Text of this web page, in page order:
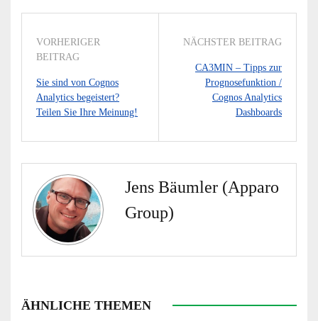
VORHERIGER
BEITRAG
Sie sind von Cognos
Analytics begeistert?
Teilen Sie Ihre Meinung!
NÄCHSTER BEITRAG
CA3MIN – Tipps zur
Prognosefunktion /
Cognos Analytics
Dashboards
Jens Bäumler (Apparo
Group)
ÄHNLICHE THEMEN